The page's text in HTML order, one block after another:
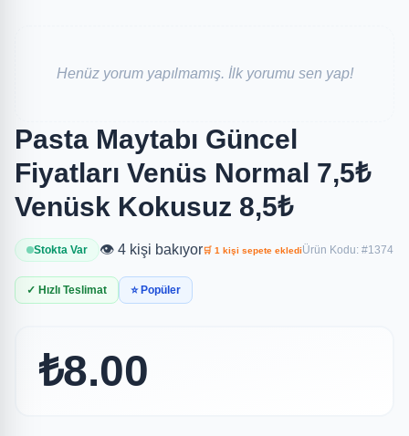
Henüz yorum yapılmamış. İlk yorumu sen yap!
Pasta Maytabı Güncel
Fiyatları Venüs Normal 7,5₺
Venüsk Kokusuz 8,5₺
Stokta Var 👁️ 4 kişi bakıyor🛒 1 kişi sepete eklediÜrün Kodu: #1374
✓ Hızlı Teslimat ⭐ Popüler
₺8.00